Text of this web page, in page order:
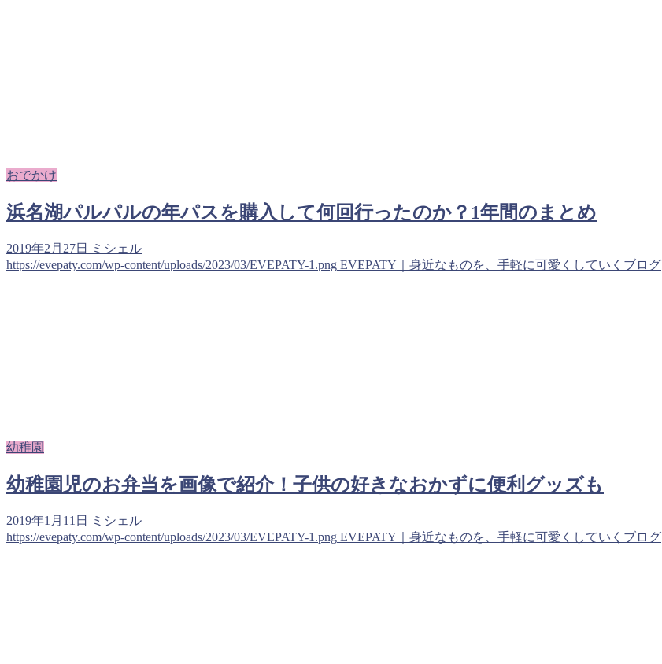
おでかけ
浜名湖パルパルの年パスを購入して何回行ったのか？1年間のまとめ
2019年2月27日
ミシェル
https://evepaty.com/wp-content/uploads/2023/03/EVEPATY-1.png EVEPATY｜身近なものを、手軽に可愛くしていくブログ
幼稚園
幼稚園児のお弁当を画像で紹介！子供の好きなおかずに便利グッズも
2019年1月11日
ミシェル
https://evepaty.com/wp-content/uploads/2023/03/EVEPATY-1.png EVEPATY｜身近なものを、手軽に可愛くしていくブログ